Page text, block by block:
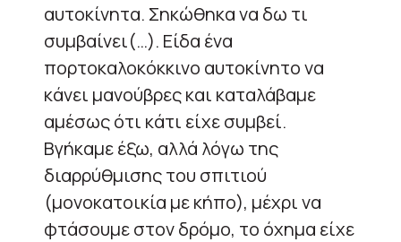
αυτοκίνητα. Σηκώθηκα να δω τι
συμβαίνει(…). Είδα ένα
πορτοκαλοκόκκινο αυτοκίνητο να
κάνει μανούβρες και καταλάβαμε
αμέσως ότι κάτι είχε συμβεί.
Βγήκαμε έξω, αλλά λόγω της
διαρρύθμισης του σπιτιού
(μονοκατοικία με κήπο), μέχρι να
φτάσουμε στον δρόμο, το όχημα είχε